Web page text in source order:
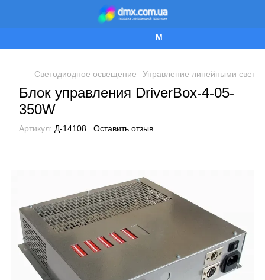
Мы работаем!
Светодиодное освещение Управление линейными
Блок управления DriverBox-4-05-
350W
Артикул: Д-14108 Оставить отзыв